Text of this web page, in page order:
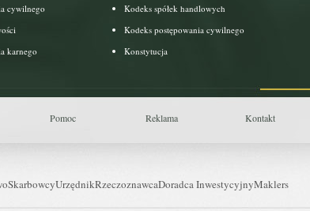
cywilnego
karnego
Kodeks spółek handlowych
Kodeks postępowania cywilnego
Konstytucja
Pomoc Reklama Kontakt
SkarbowcyUrzędnikRzeczoznawcaDoradca InwestycyjnyMaklers